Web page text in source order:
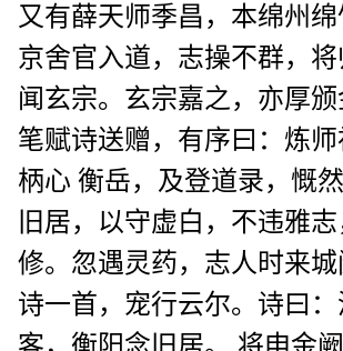
又有薛天师季昌，本绵州
京舍官入道，志操不群，
闻玄宗。玄宗嘉之，亦厚
笔赋诗送赠，有序曰：炼师
柄心 衡岳，及登道录，慨
旧居，以守虚白，不违雅
修。忽遇灵药，志人时来
诗一首，宠行云尔。诗曰